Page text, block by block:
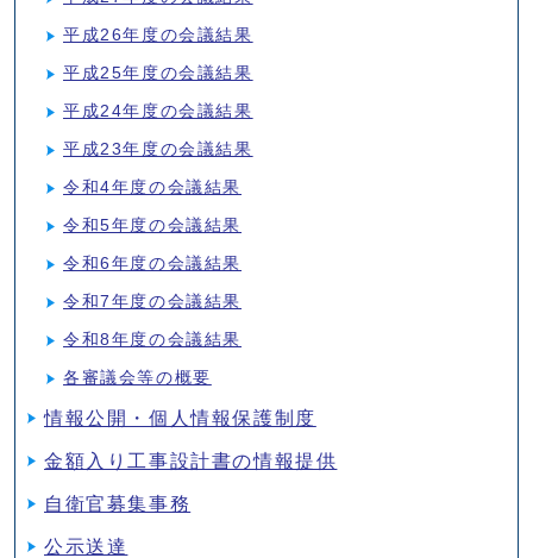
平成26年度の会議結果
平成25年度の会議結果
平成24年度の会議結果
平成23年度の会議結果
令和4年度の会議結果
令和5年度の会議結果
令和6年度の会議結果
令和7年度の会議結果
令和8年度の会議結果
各審議会等の概要
情報公開・個人情報保護制度
金額入り工事設計書の情報提供
自衛官募集事務
公示送達